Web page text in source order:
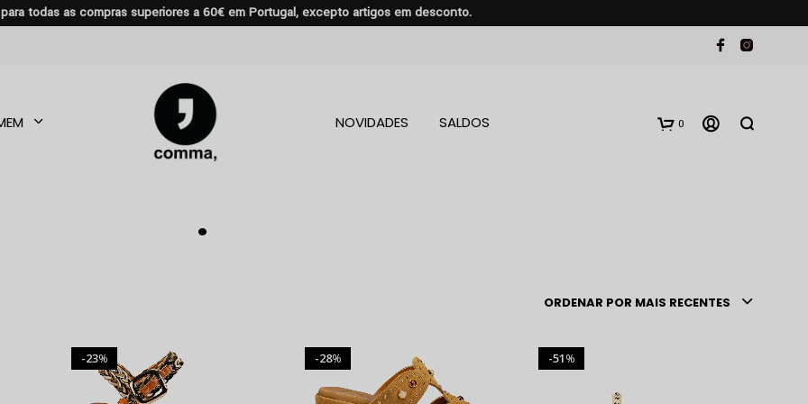
todas as compras superiores a 60€ em Portugal, excepto artigos em desconto.
NOVIDADES SALDOS 0
.
ORDENAR POR MAIS RECENTES
%
23 %
28 %
51